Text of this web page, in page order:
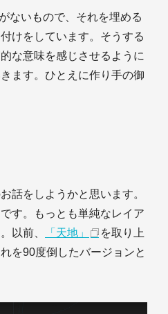
ないもので、それを埋める
けをしています。そうする
な意味を感じさせるように
ます。ひとえに作り手の御
話をしようかと思います。
す。もっとも単純なレイア
以前、
「天地」
を取り上
を90度倒したバージョンと